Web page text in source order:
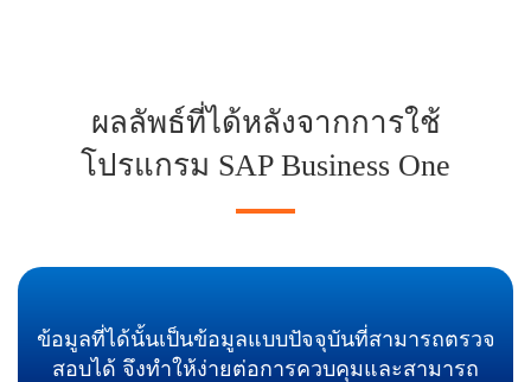
ผลลัพธ์ที่ได้หลังจากการใช้
โปรแกรม SAP Business One
ข้อมูลที่ได้นั้นเป็นข้อมูลแบบปัจจุบันที่สามารถตรวจ
สอบได้ จึงทำให้ง่ายต่อการควบคุมและสามารถ